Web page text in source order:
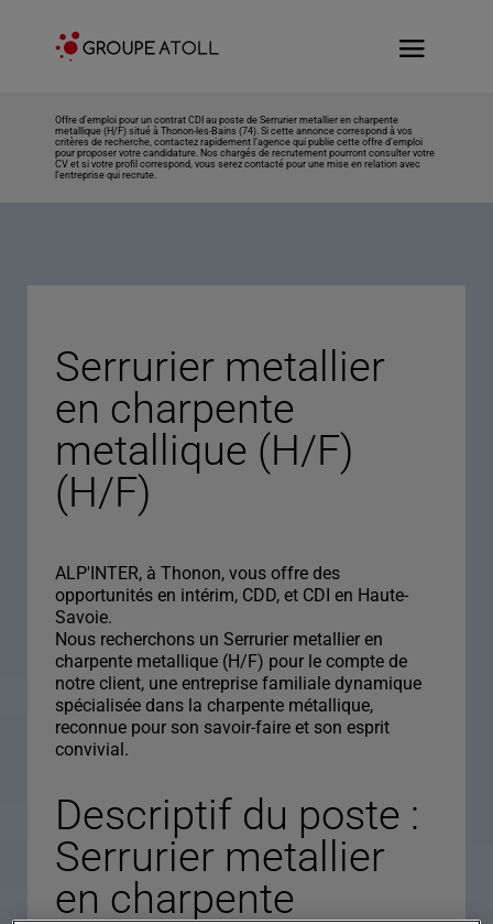
Offre d’emploi pour un contrat CDI au poste de Serrurier metallier en charpente
metallique (H/F) situé à Thonon-les-Bains (74). Si cette annonce correspond à vos
critères de recherche, contactez rapidement l’agence qui publie cette offre d’emploi
pour proposer votre candidature. Nos chargés de recrutement pourront consulter votre
CV et si votre profil correspond, vous serez contacté pour une mise en relation avec
l’entreprise qui recrute.
Serrurier metallier
en charpente
metallique (H/F)
(H/F)
ALP'INTER, à Thonon, vous offre des
opportunités en intérim, CDD, et CDI en Haute-
Savoie.
Nous recherchons un Serrurier metallier en
charpente metallique (H/F) pour le compte de
notre client, une entreprise familiale dynamique
spécialisée dans la charpente métallique,
reconnue pour son savoir-faire et son esprit
convivial.
Descriptif du poste :
Serrurier metallier
en charpente